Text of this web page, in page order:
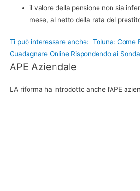
il valore della pensione non sia
mese, al netto della rata del
Ti può interessare anche: Toluna: Come
Guadagnare Online Rispondendo ai
APE Aziendale
LA riforma ha introdotto anche l’APE